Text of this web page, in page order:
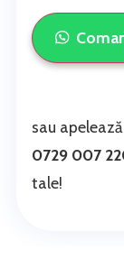
sau
0729 007
tale!